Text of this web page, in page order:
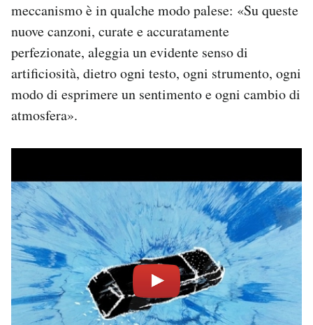
meccanismo è in qualche modo palese: «Su queste
nuove canzoni, curate e accuratamente
perfezionate, aleggia un evidente senso di
artificiosità, dietro ogni testo, ogni strumento, ogni
modo di esprimere un sentimento e ogni cambio di
atmosfera».